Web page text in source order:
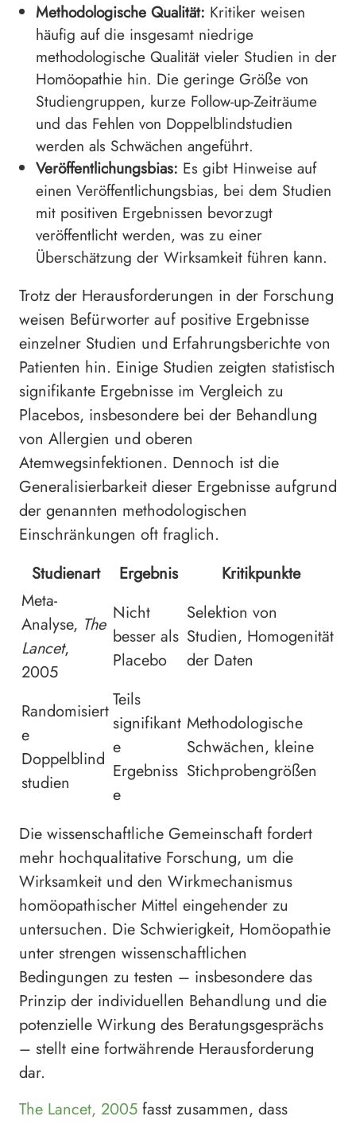
Methodologische Qualität: Kritiker weisen
häufig auf die insgesamt niedrige
methodologische Qualität vieler Studien in der
Homöopathie hin. Die geringe Größe von
Studiengruppen, kurze Follow-up-Zeiträume
und das Fehlen von Doppelblindstudien
werden als Schwächen angeführt.
Veröffentlichungsbias: Es gibt Hinweise auf
einen Veröffentlichungsbias, bei dem Studien
mit positiven Ergebnissen bevorzugt
veröffentlicht werden, was zu einer
Überschätzung der Wirksamkeit führen kann.
Trotz der Herausforderungen in der Forschung
weisen Befürworter auf positive Ergebnisse
einzelner Studien und Erfahrungsberichte von
Patienten hin. Einige Studien zeigten statistisch
signifikante Ergebnisse im Vergleich zu
Placebos, insbesondere bei der Behandlung
von Allergien und oberen
Atemwegsinfektionen. Dennoch ist die
Generalisierbarkeit dieser Ergebnisse aufgrund
der genannten methodologischen
Einschränkungen oft fraglich.
Studienart
Ergebnis
Kritikpunkte
Meta-
Analyse, The
Lancet,
2005
Nicht
besser als
Placebo
Selektion von
Studien, Homogenität
der Daten
Randomisiert
e
Doppelblind
studien
Teils
signifikant
e
Ergebniss
e
Methodologische
Schwächen, kleine
Stichprobengrößen
Die wissenschaftliche Gemeinschaft fordert
mehr hochqualitative Forschung, um die
Wirksamkeit und den Wirkmechanismus
homöopathischer Mittel eingehender zu
untersuchen. Die Schwierigkeit, Homöopathie
unter strengen wissenschaftlichen
Bedingungen zu testen – insbesondere das
Prinzip der individuellen Behandlung und die
potenzielle Wirkung des Beratungsgesprächs
– stellt eine fortwährende Herausforderung
dar.
The Lancet, 2005 fasst zusammen, dass